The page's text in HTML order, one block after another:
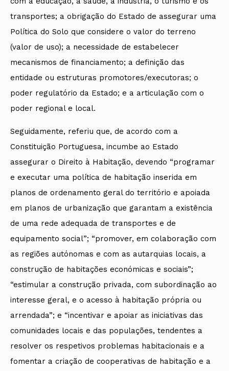
transportes; a obrigação do Estado de assegurar uma
Política do Solo que considere o valor do terreno
(valor de uso); a necessidade de estabelecer
mecanismos de financiamento; a definição das
entidade ou estruturas promotores/executoras; o
poder regulatório da Estado; e a articulação com o
poder regional e local.
Seguidamente, referiu que, de acordo com a
Constituição Portuguesa, incumbe ao Estado
assegurar o Direito à Habitação, devendo “programar
e executar uma política de habitação inserida em
planos de ordenamento geral do território e apoiada
em planos de urbanização que garantam a existência
de uma rede adequada de transportes e de
equipamento social”; “promover, em colaboração com
as regiões autónomas e com as autarquias locais, a
construção de habitações económicas e sociais”;
“estimular a construção privada, com subordinação ao
interesse geral, e o acesso à habitação própria ou
arrendada”; e “incentivar e apoiar as iniciativas das
comunidades locais e das populações, tendentes a
resolver os respetivos problemas habitacionais e a
fomentar a criação de cooperativas de habitação e a